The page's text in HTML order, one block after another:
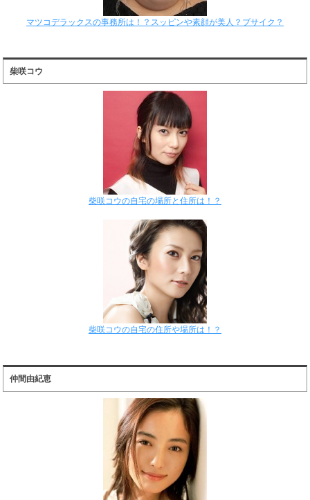
マツコデラックスの事務所は！？スッピンや素顔が美人？ブサイク？
柴咲コウ
柴咲コウの自宅の場所と住所は！？
柴咲コウの自宅の住所や場所は！？
仲間由紀恵